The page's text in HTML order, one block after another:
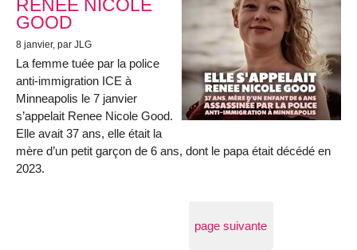
RENEE NICOLE
GOOD
8 janvier, par JLG
La femme tuée par la police
anti-immigration ICE à
Minneapolis le 7 janvier
s’appelait Renee Nicole Good.
Elle avait 37 ans, elle était la
mère d’un petit garçon de 6 ans, dont le papa était décédé en
2023.
page suivante